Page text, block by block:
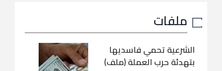
ملفات
الشرعية تحمي فاسديها
بتهدئة حرب العملة (ملف)